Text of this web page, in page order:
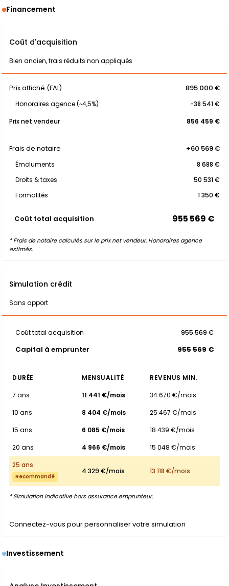
Financement
Coût d'acquisition
Bien ancien, frais réduits non appliqués
Prix affiché (FAI) 895 000 €
Honoraires agence (~4,5%)
-38 541 €
Prix net vendeur
856 459 €
Frais de notaire +60 569 €
Émoluments
8 688 €
Droits & taxes
50 531 €
Formalités
1 350 €
Coût total acquisition 955 569 €
* Frais de notaire calculés sur le prix net vendeur. Honoraires agence
estimés.
Simulation crédit
Sans apport
Coût total acquisition 955 569 €
Capital à emprunter 955 569 €
DURÉE MENSUALITÉ
REVENUS MIN.
7 ans
11 441 €/mois
34 670 €/mois
10 ans
8 404 €/mois
25 467 €/mois
15 ans
6 085 €/mois
18 439 €/mois
20 ans
4 966 €/mois
15 048 €/mois
25 ans
Recommandé
4 329 €/mois 13 118 €/mois
* Simulation indicative hors assurance emprunteur.
Connectez-vous pour personnaliser votre simulation
Investissement